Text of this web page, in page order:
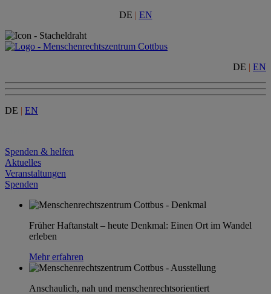
DE | EN
DE | EN
DE | EN
Spenden & helfen
Aktuelles
Veranstaltungen
Spenden
Früher Haftanstalt – heute Denkmal: Einen Ort im Wandel
erleben
Mehr erfahren
Anschaulich, nah und menschenrechtsorientiert